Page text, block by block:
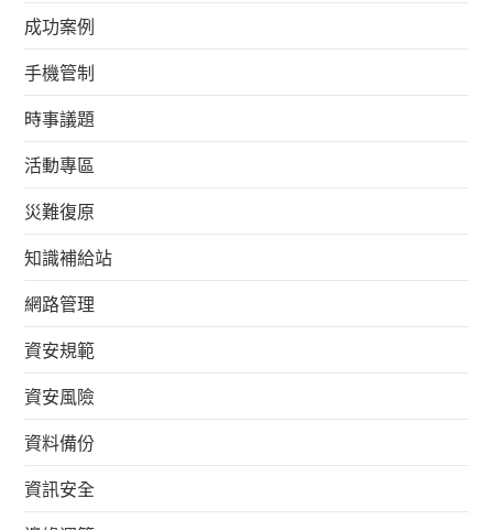
成功案例
手機管制
時事議題
活動專區
災難復原
知識補給站
網路管理
資安規範
資安風險
資料備份
資訊安全